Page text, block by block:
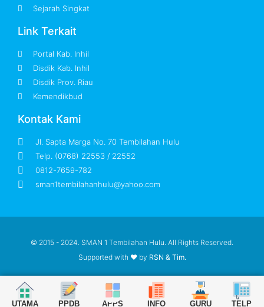
Sejarah Singkat
Link Terkait
Portal Kab. Inhil
Disdik Kab. Inhil
Disdik Prov. Riau
Kemendikbud
Kontak Kami
Jl. Sapta Marga No. 70 Tembilahan Hulu
Telp. (0768) 22553 / 22552
0812-7659-782
sman1tembilahanhulu@yahoo.com
© 2015 - 2024. SMAN 1 Tembilahan Hulu. All Rights Reserved.
Supported with ❤ by RSN & Tim.
UTAMA PPDB APPS INFO GURU TELP